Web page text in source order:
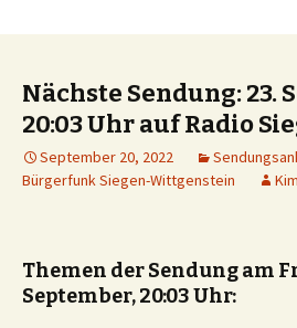
Nächste Sendung: 23.
20:03 Uhr auf Radio
September 20, 2022
Bürgerfunk Siegen-Wittgenstein
Kim
Themen der Sendung am
September, 20:03 Uhr: